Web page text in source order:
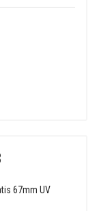
67mm UV